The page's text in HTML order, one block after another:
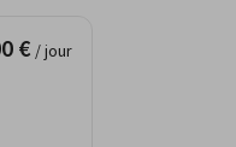
€ / jour